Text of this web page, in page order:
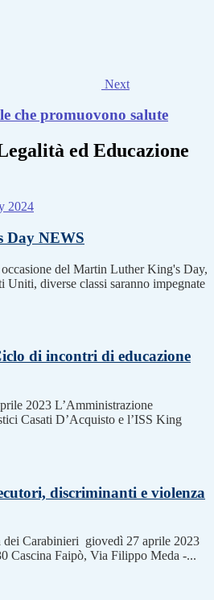
Next
ed Educazione
Day NEWS
del Martin Luther King's Day,
Uniti, diverse classi saranno impegnate
di incontri di educazione
2023 L’Amministrazione
Casati D’Acquisto e l’ISS King
discriminanti e violenza
Carabinieri giovedì 27 aprile 2023
Cascina Faipò, Via Filippo Meda -...